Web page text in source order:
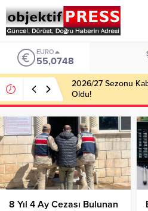
ALTIN
6.623,43
Haliliye Belediyesi
Yemek Ulaştırıyor!
8 Yıl 4 Ay Cezası Bulunan